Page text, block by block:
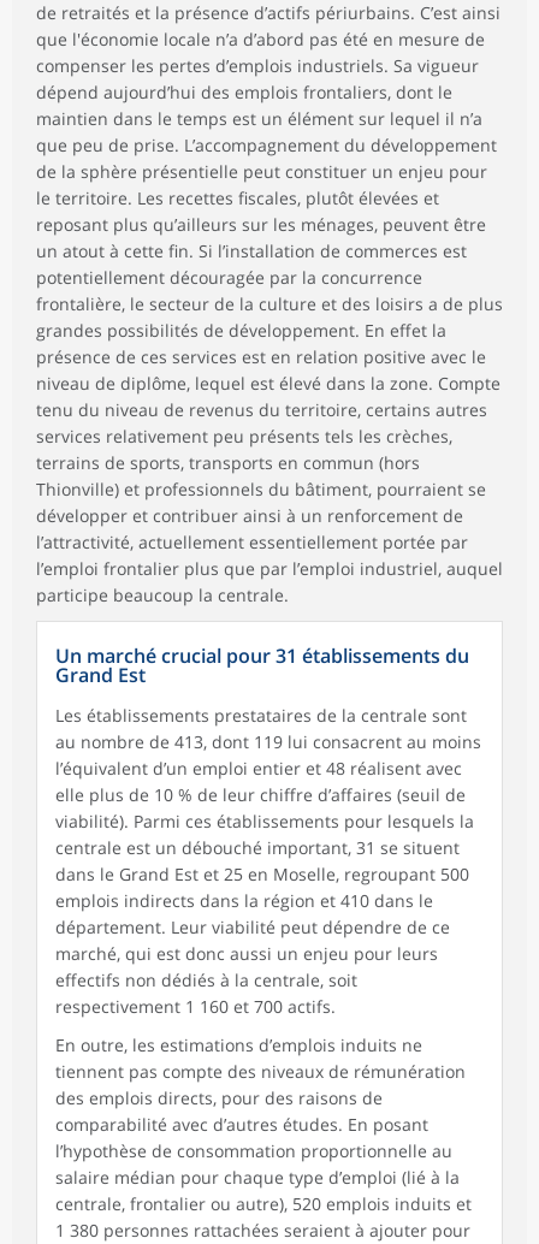
de retraités et la présence d’actifs périurbains. C’est ainsi
que l'économie locale n’a d’abord pas été en mesure de
compenser les pertes d’emplois industriels. Sa vigueur
dépend aujourd’hui des emplois frontaliers, dont le
maintien dans le temps est un élément sur lequel il n’a
que peu de prise. L’accompagnement du développement
de la sphère présentielle peut constituer un enjeu pour
le territoire. Les recettes fiscales, plutôt élevées et
reposant plus qu’ailleurs sur les ménages, peuvent être
un atout à cette fin. Si l’installation de commerces est
potentiellement découragée par la concurrence
frontalière, le secteur de la culture et des loisirs a de plus
grandes possibilités de développement. En effet la
présence de ces services est en relation positive avec le
niveau de diplôme, lequel est élevé dans la zone. Compte
tenu du niveau de revenus du territoire, certains autres
services relativement peu présents tels les crèches,
terrains de sports, transports en commun (hors
Thionville) et professionnels du bâtiment, pourraient se
développer et contribuer ainsi à un renforcement de
l’attractivité, actuellement essentiellement portée par
l’emploi frontalier plus que par l’emploi industriel, auquel
participe beaucoup la centrale.
Un marché crucial pour 31 établissements du
Grand Est
Les établissements prestataires de la centrale sont
au nombre de 413, dont 119 lui consacrent au moins
l’équivalent d’un emploi entier et 48 réalisent avec
elle plus de 10 % de leur chiffre d’affaires (seuil de
viabilité). Parmi ces établissements pour lesquels la
centrale est un débouché important, 31 se situent
dans le Grand Est et 25 en Moselle, regroupant 500
emplois indirects dans la région et 410 dans le
département. Leur viabilité peut dépendre de ce
marché, qui est donc aussi un enjeu pour leurs
effectifs non dédiés à la centrale, soit
respectivement 1 160 et 700 actifs.
En outre, les estimations d’emplois induits ne
tiennent pas compte des niveaux de rémunération
des emplois directs, pour des raisons de
comparabilité avec d’autres études. En posant
l’hypothèse de consommation proportionnelle au
salaire médian pour chaque type d’emploi (lié à la
centrale, frontalier ou autre), 520 emplois induits et
1 380 personnes rattachées seraient à ajouter pour